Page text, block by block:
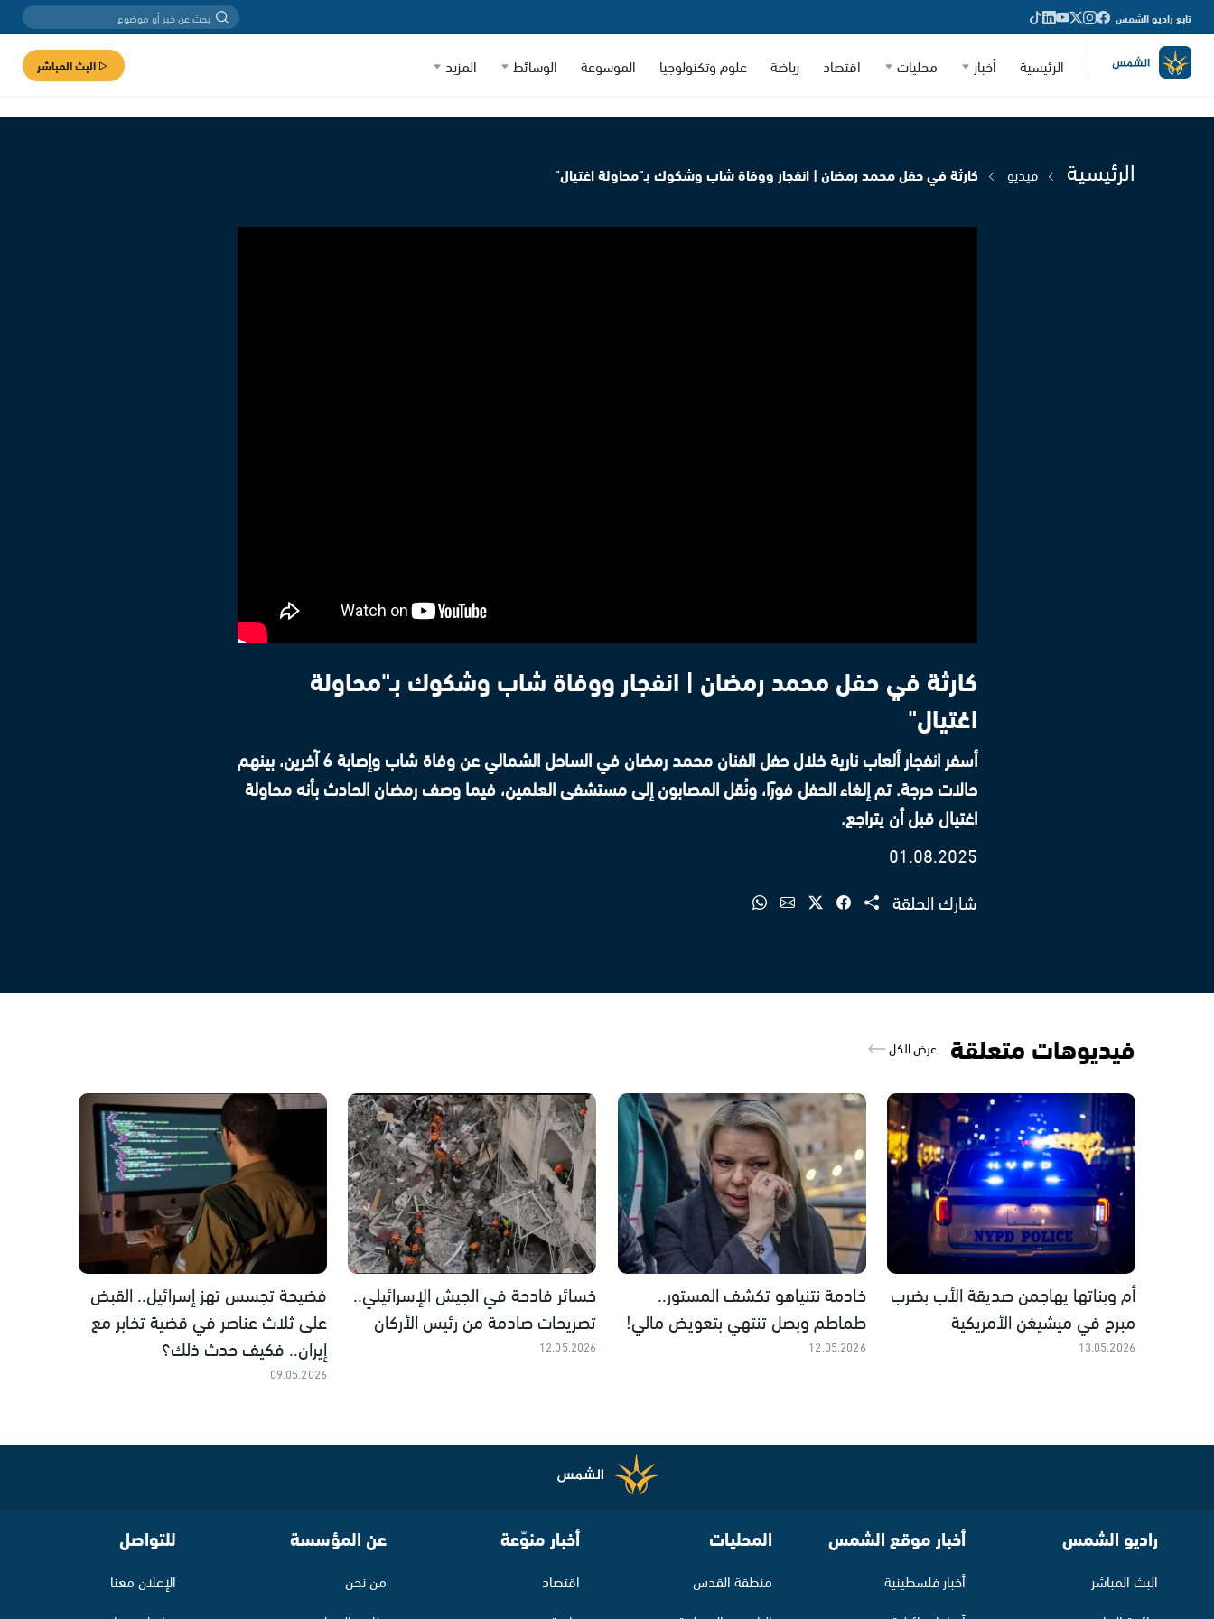
تابع راديو الشمس
الرئيسية أخبار محليات اقتصاد رياضة علوم وتكنولوجيا الموسوعة الوسائط المزيد البث المباشر
الرئيسية فيديو كارثة في حفل محمد رمضان | انفجار ووفاة شاب وشكوك بـ"محاولة اغتيال"
كارثة في حفل محمد رمضان | انفجار ووفاة شاب وشكوك بـ"محاولة
اغتيال"
أسفر انفجار ألعاب نارية خلال حفل الفنان محمد رمضان في الساحل الشمالي عن وفاة شاب وإصابة 6 آخرين، بينهم
حالات حرجة. تم إلغاء الحفل فورًا، ونُقل المصابون إلى مستشفى العلمين، فيما وصف رمضان الحادث بأنه محاولة
اغتيال قبل أن يتراجع.
01.08.2025
شارك الحلقة
فيديوهات متعلقة عرض الكل
أم وبناتها يهاجمن صديقة الأب بضرب
مبرح في ميشيغن الأمريكية
13.05.2026
خادمة نتنياهو تكشف المستور..
طماطم وبصل تنتهي بتعويض مالي!
12.05.2026
خسائر فادحة في الجيش الإسرائيلي..
تصريحات صادمة من رئيس الأركان
12.05.2026
فضيحة تجسس تهز إسرائيل.. القبض
على ثلاث عناصر في قضية تخابر مع
إيران.. فكيف حدث ذلك؟
09.05.2026
راديو الشمس
البث المباشر
أخبار موقع الشمس
أخبار فلسطينية
المحليات
منطقة القدس
أخبار منوّعة
اقتصاد
عن المؤسسة
من نحن
للتواصل
الإعلان معنا